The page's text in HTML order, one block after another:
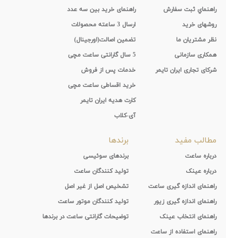
راهنماي ثبت سفارش
روشهای خرید
نظر مشتریان ما
همکاری سازمانی
شرکای تجاری ایران تایمر
راهنمای خرید بین سه عدد
ارسال 3 ساعته محصولات
تضمین اصالت(اورجینال)
5 سال گارانتی ساعت مچی
خدمات پس از فروش
خرید اقساطی ساعت مچی
کارت هدیه ایران تایمر
آی-کلاب
مطالب مفید
درباره ساعت
درباره عینک
راهنمای اندازه گیری ساعت
راهنمای اندازه گیری زیور
راهنمای انتخاب عینک
راهنمای استفاده از ساعت
برندها
برندهای سوئیسی
تولید کنندگان ساعت
تشخیص اصل از غیر اصل
تولید کنندگان موتور ساعت
توضیحات گارانتی ساعت در برندها